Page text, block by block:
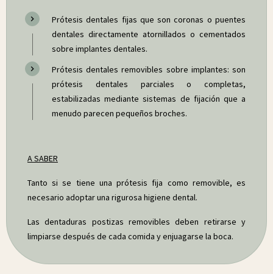
Prótesis dentales fijas que son coronas o puentes
dentales directamente atornillados o cementados
sobre implantes dentales.
Prótesis dentales removibles sobre implantes: son
prótesis dentales parciales o completas,
estabilizadas mediante sistemas de fijación que a
menudo parecen pequeños broches.
A SABER
Tanto si se tiene una prótesis fija como removible, es
necesario adoptar una rigurosa higiene dental.
Las dentaduras postizas removibles deben retirarse y
limpiarse después de cada comida y enjuagarse la boca.